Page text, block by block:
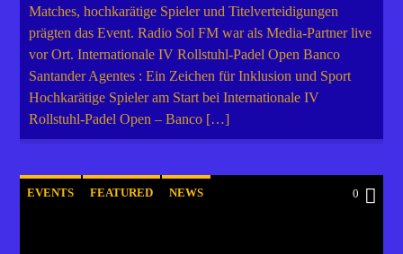
Matches, hochkarätige Spieler und Titelverteidigungen
prägten das Event. Radio Sol FM war als Media-Partner live
vor Ort. Internationale IV Rollstuhl-Padel Open Banco
Santander Agentes : Ein Zeichen für Inklusion und Sport
Hochkarätige Spieler am Start bei Internationale IV
Rollstuhl-Padel Open – Banco […]
EVENTS FEATURED NEWS 0